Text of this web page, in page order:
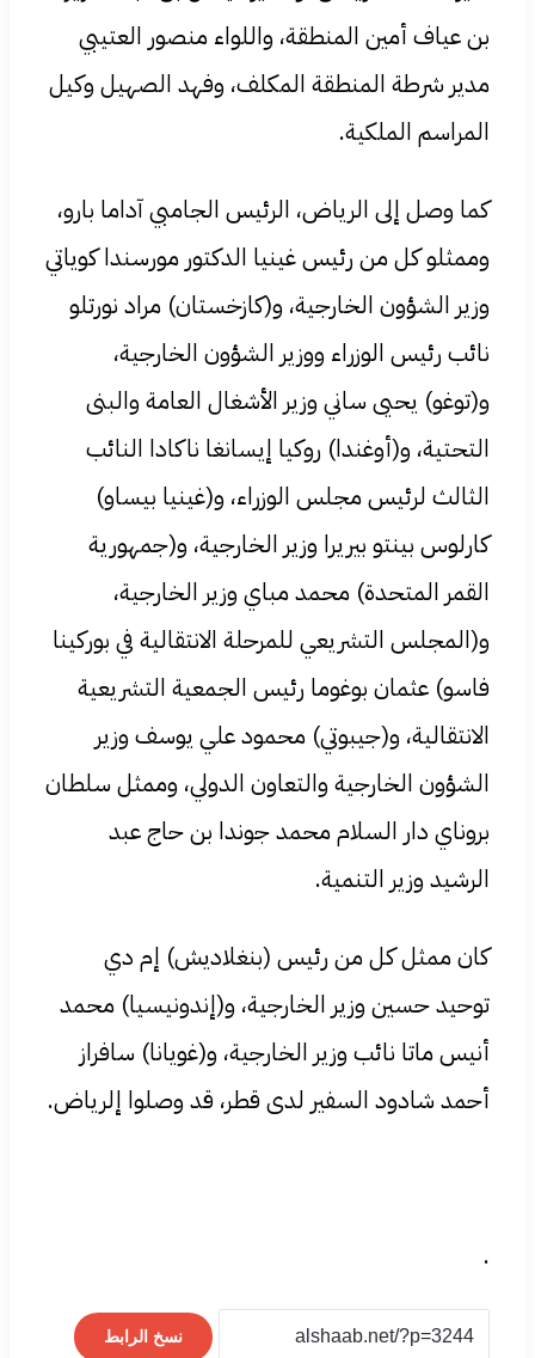
بن عياف أمين المنطقة، واللواء منصور العتيبي
مدير شرطة المنطقة المكلف، وفهد الصهيل وكيل
المراسم الملكية.
كما وصل إلى الرياض، الرئيس الجامبي آداما بارو،
وممثلو كل من رئيس غينيا الدكتور مورسندا كوياتي
وزير الشؤون الخارجية، و(كازخستان) مراد نورتلو
نائب رئيس الوزراء ووزير الشؤون الخارجية،
و(توغو) يحيى ساني وزير الأشغال العامة والبنى
التحتية، و(أوغندا) روكيا إيسانغا ناكادا النائب
الثالث لرئيس مجلس الوزراء، و(غينيا بيساو)
كارلوس بينتو بيريرا وزير الخارجية، و(جمهورية
القمر المتحدة) محمد مباي وزير الخارجية،
و(المجلس التشريعي للمرحلة الانتقالية في بوركينا
فاسو) عثمان بوغوما رئيس الجمعية التشريعية
الانتقالية، و(جيبوتي) محمود علي يوسف وزير
الشؤون الخارجية والتعاون الدولي، وممثل سلطان
بروناي دار السلام محمد جوندا بن حاج عبد
الرشيد وزير التنمية.
كان ممثل كل من رئيس (بنغلاديش) إم دي
توحيد حسين وزير الخارجية، و(إندونيسيا) محمد
أنيس ماتا نائب وزير الخارجية، و(غويانا) سافراز
أحمد شادود السفير لدى قطر، قد وصلوا إلرياض.
.
نسخ الرابط